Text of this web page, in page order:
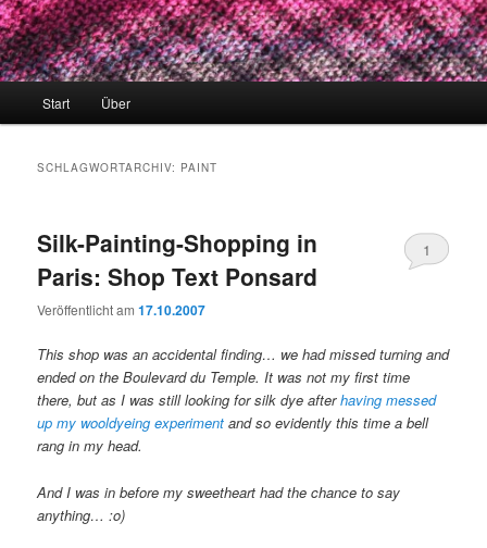
Start Über
SCHLAGWORTARCHIV: PAINT
Silk-Painting-Shopping in
Paris: Shop Text Ponsard
Veröffentlicht am17.10.2007
1
This shop was an accidental finding… we had missed turning and
ended on the Boulevard du Temple. It was not my first time
there, but as I was still looking for silk dye afterhaving messed
up my wooldyeing experiment and so evidently this time a bell
rang in my head.
And I was in before my sweetheart had the chance to say
anything… :o)